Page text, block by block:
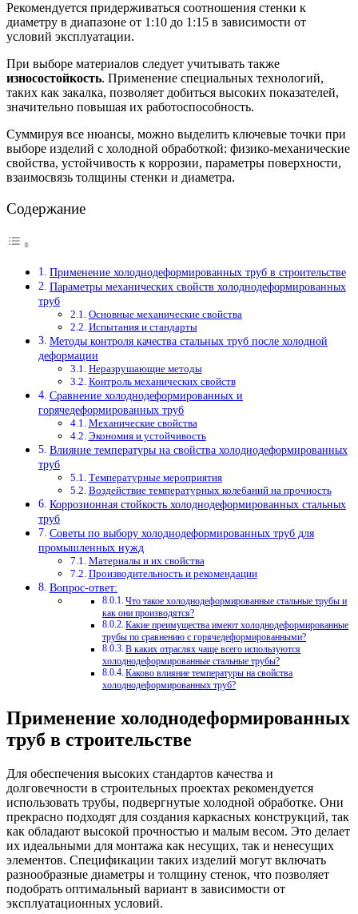
Рекомендуется придерживаться соотношения стенки к
диаметру в диапазоне от 1:10 до 1:15 в зависимости от
условий эксплуатации.
При выборе материалов следует учитывать также
износостойкость. Применение специальных технологий,
таких как закалка, позволяет добиться высоких показателей,
значительно повышая их работоспособность.
Суммируя все нюансы, можно выделить ключевые точки при
выборе изделий с холодной обработкой: физико-механические
свойства, устойчивость к коррозии, параметры поверхности,
взаимосвязь толщины стенки и диаметра.
Содержание
Применение холоднодеформированных труб в строительстве
Параметры механических свойств холоднодеформированных
труб
Основные механические свойства
Испытания и стандарты
Методы контроля качества стальных труб после холодной
деформации
Неразрушающие методы
Контроль механических свойств
Сравнение холоднодеформированных и
горячедеформированных труб
Механические свойства
Экономия и устойчивость
Влияние температуры на свойства холоднодеформированных
труб
Температурные мероприятия
Воздействие температурных колебаний на прочность
Коррозионная стойкость холоднодеформированных стальных
труб
Советы по выбору холоднодеформированных труб для
промышленных нужд
Материалы и их свойства
Производительность и рекомендации
Вопрос-ответ:
Что такое холоднодеформированные стальные трубы и
как они производятся?
Какие преимущества имеют холоднодеформированные
трубы по сравнению с горячедеформированными?
В каких отраслях чаще всего используются
холоднодеформированные стальные трубы?
Каково влияние температуры на свойства
холоднодеформированных труб?
Применение холоднодеформированных
труб в строительстве
Для обеспечения высоких стандартов качества и
долговечности в строительных проектах рекомендуется
использовать трубы, подвергнутые холодной обработке. Они
прекрасно подходят для создания каркасных конструкций, так
как обладают высокой прочностью и малым весом. Это делает
их идеальными для монтажа как несущих, так и ненесущих
элементов. Спецификации таких изделий могут включать
разнообразные диаметры и толщину стенок, что позволяет
подобрать оптимальный вариант в зависимости от
эксплуатационных условий.